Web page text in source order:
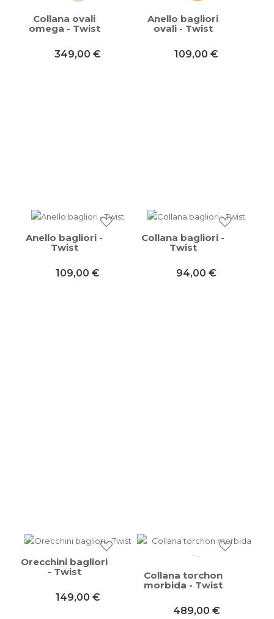
Collana ovali
omega - Twist
349,00 €
Anello bagliori
ovali - Twist
109,00 €
Anello bagliori -
Twist
109,00 €
Collana bagliori -
Twist
94,00 €
Orecchini bagliori
- Twist
149,00 €
Collana torchon
morbida - Twist
489,00 €